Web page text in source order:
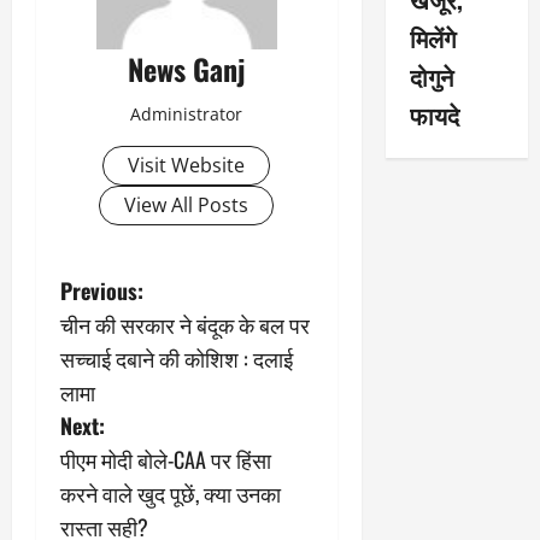
News Ganj
Administrator
Visit Website
View All Posts
P
o
s
t
n
Previous:
चीन की सरकार ने बंदूक के बल पर
सच्चाई दबाने की कोशिश : दलाई
लामा
Next:
पीएम मोदी बोले-CAA पर हिंसा
करने वाले खुद पूछें, क्या उनका
रास्ता सही?
मिलेंगे
दोगुने
फायदे